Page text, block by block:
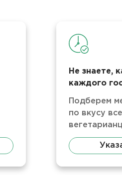
Не знаете,
каждого
Подберем
по вкусу